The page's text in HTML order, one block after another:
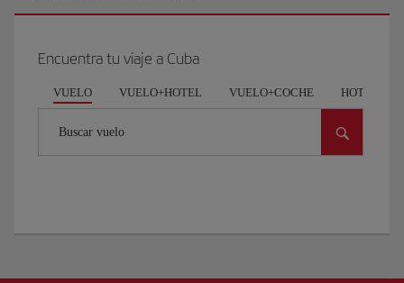
Encuentra tu viaje a Cuba
VUELO VUELO+HOTEL VUELO+COCHE HOTEL
Buscar vuelo